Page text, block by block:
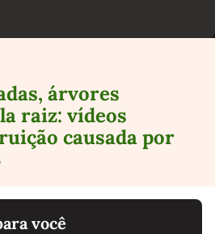
árvores
raiz: vídeos
causada por
você